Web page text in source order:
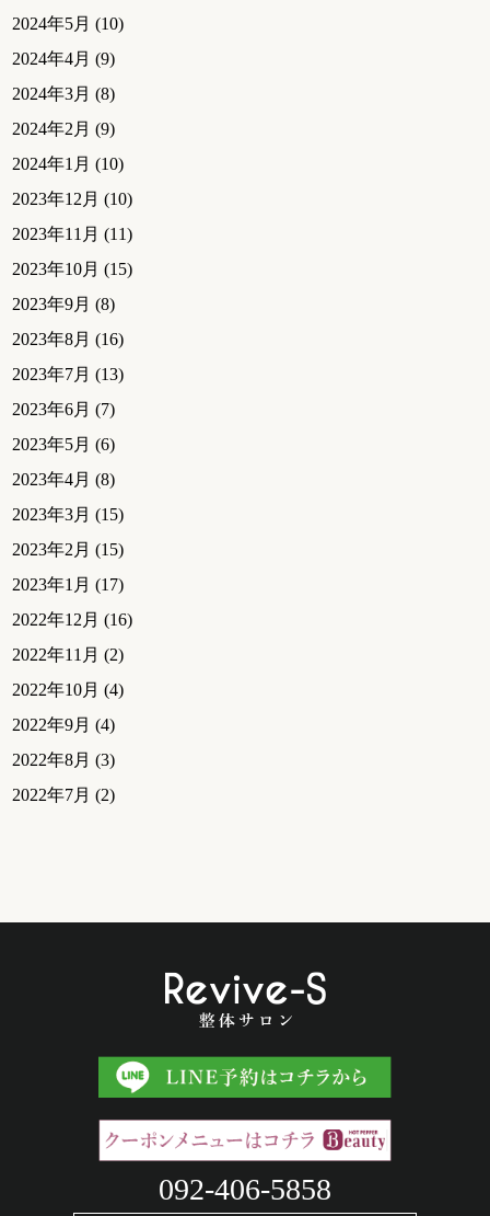
2024年5月 (10)
2024年4月 (9)
2024年3月 (8)
2024年2月 (9)
2024年1月 (10)
2023年12月 (10)
2023年11月 (11)
2023年10月 (15)
2023年9月 (8)
2023年8月 (16)
2023年7月 (13)
2023年6月 (7)
2023年5月 (6)
2023年4月 (8)
2023年3月 (15)
2023年2月 (15)
2023年1月 (17)
2022年12月 (16)
2022年11月 (2)
2022年10月 (4)
2022年9月 (4)
2022年8月 (3)
2022年7月 (2)
092-406-5858